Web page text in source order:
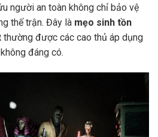
người an toàn không chỉ bảo vệ
thế trận. Đây là mẹo sinh tồn
thường được các cao thủ áp dụng
đáng có.